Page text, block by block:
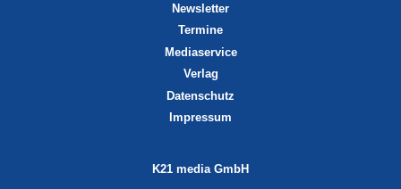
Newsletter
Termine
Mediaservice
Verlag
Datenschutz
Impressum
K21 media GmbH